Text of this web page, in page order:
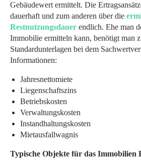
Gebäudewert ermittelt. Die
dauerhaft und zum anderen über die
Restnutzungsdauer endlich. Ehe man
Immobilie ermitteln kann, benötigt man
Standardunterlagen bei dem
Informationen:
Jahresnettomiete
Liegenschaftszins
Betriebskosten
Verwaltungskosten
Instandhaltungskosten
Mietausfallwagnis
Typische Objekte für das Immobilien